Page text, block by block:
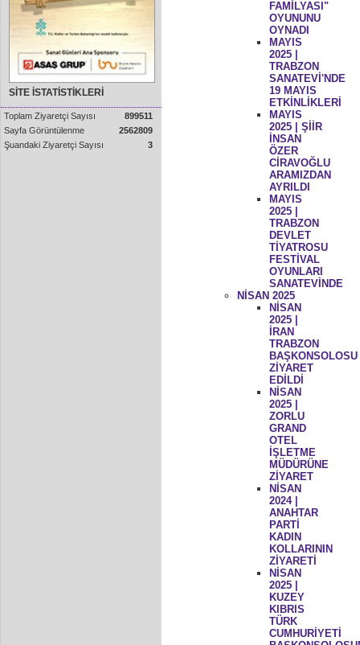
SİTE İSTATİSTİKLERİ
Toplam Ziyaretçi Sayısı
899511
Sayfa Görüntülenme
2562809
Şuandaki Ziyaretçi Sayısı
3
FAMİLYASI"
OYUNUNU
OYNADI
MAYIS
2025 |
TRABZON
SANATEVİ'NDE
19 MAYIS
ETKİNLİKLERİ
MAYIS
2025 | ŞİİR
İNSAN
ÖZER
CİRAVOĞLU
ARAMIZDAN
AYRILDI
MAYIS
2025 |
TRABZON
DEVLET
TİYATROSU
FESTİVAL
OYUNLARI
SANATEVİNDE
NİSAN 2025
NİSAN
2025 |
İRAN
TRABZON
BAŞKONSOLOSU
ZİYARET
EDİLDİ
NİSAN
2025 |
ZORLU
GRAND
OTEL
İŞLETME
MÜDÜRÜNE
ZİYARET
NİSAN
2024 |
ANAHTAR
PARTİ
KADIN
KOLLARININ
ZİYARETİ
NİSAN
2025 |
KUZEY
KIBRIS
TÜRK
CUMHURİYETİ